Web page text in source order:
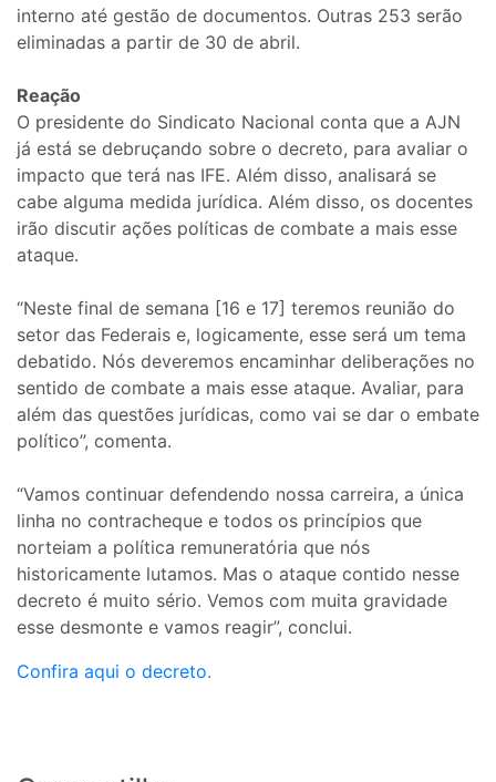
interno até gestão de documentos. Outras 253 serão
eliminadas a partir de 30 de abril.
Reação
O presidente do Sindicato Nacional conta que a AJN
já está se debruçando sobre o decreto, para avaliar o
impacto que terá nas IFE. Além disso, analisará se
cabe alguma medida jurídica. Além disso, os docentes
irão discutir ações políticas de combate a mais esse
ataque.
“Neste final de semana [16 e 17] teremos reunião do
setor das Federais e, logicamente, esse será um tema
debatido. Nós deveremos encaminhar deliberações no
sentido de combate a mais esse ataque. Avaliar, para
além das questões jurídicas, como vai se dar o embate
político”, comenta.
“Vamos continuar defendendo nossa carreira, a única
linha no contracheque e todos os princípios que
norteiam a política remuneratória que nós
historicamente lutamos. Mas o ataque contido nesse
decreto é muito sério. Vemos com muita gravidade
esse desmonte e vamos reagir”, conclui.
Confira aqui o decreto.